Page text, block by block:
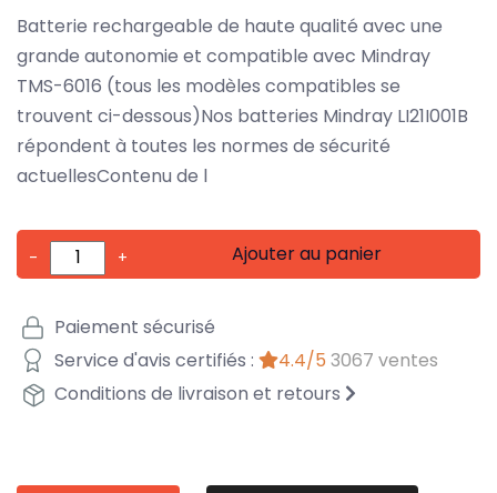
Batterie rechargeable de haute qualité avec une
grande autonomie et compatible avec Mindray
TMS-6016 (tous les modèles compatibles se
trouvent ci-dessous)Nos batteries Mindray LI21I001B
répondent à toutes les normes de sécurité
actuellesContenu de l
- + Ajouter au panier
Paiement sécurisé
Service d'avis certifiés :
4.4/5 3067 ventes
Conditions de livraison et retours